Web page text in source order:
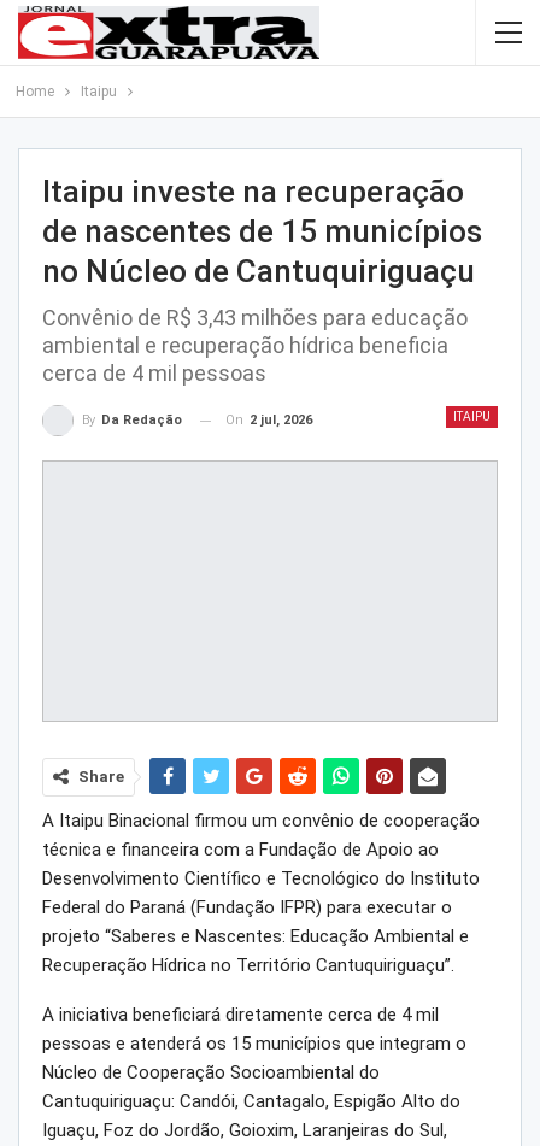
Home Itaipu
Itaipu investe na recuperação
de nascentes de 15 municípios
no Núcleo de Cantuquiriguaçu
Convênio de R$ 3,43 milhões para educação
ambiental e recuperação hídrica beneficia
cerca de 4 mil pessoas
ITAIPU
By Da Redação On 2 jul, 2026
Share
A Itaipu Binacional firmou um convênio de cooperação
técnica e financeira com a Fundação de Apoio ao
Desenvolvimento Científico e Tecnológico do Instituto
Federal do Paraná (Fundação IFPR) para executar o
projeto “Saberes e Nascentes: Educação Ambiental e
Recuperação Hídrica no Território Cantuquiriguaçu”.
A iniciativa beneficiará diretamente cerca de 4 mil
pessoas e atenderá os 15 municípios que integram o
Núcleo de Cooperação Socioambiental do
Cantuquiriguaçu: Candói, Cantagalo, Espigão Alto do
Iguaçu, Foz do Jordão, Goioxim, Laranjeiras do Sul,